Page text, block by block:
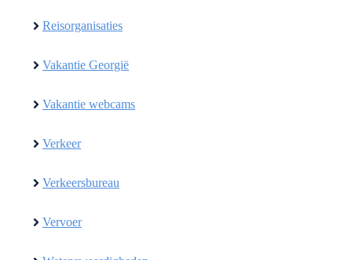
Reisorganisaties
Vakantie Georgië
Vakantie webcams
Verkeer
Verkeersbureau
Vervoer